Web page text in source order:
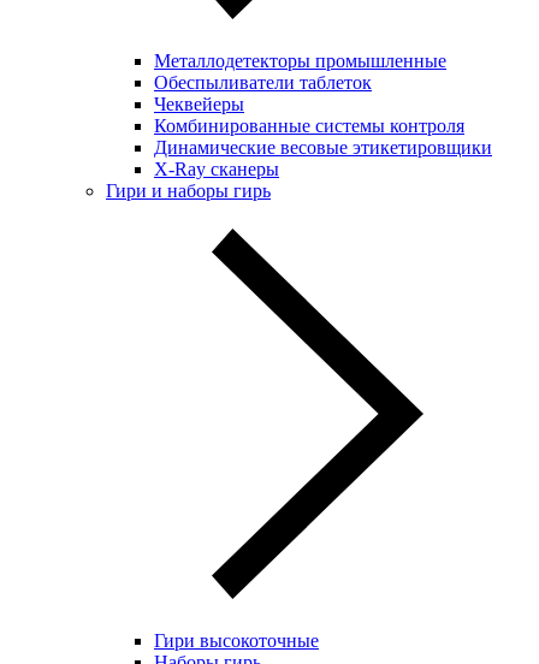
Металлодетекторы промышленные
Обеспыливатели таблеток
Чеквейеры
Комбинированные системы контроля
Динамические весовые этикетировщики
X-Ray сканеры
Гири и наборы гирь
Гири высокоточные